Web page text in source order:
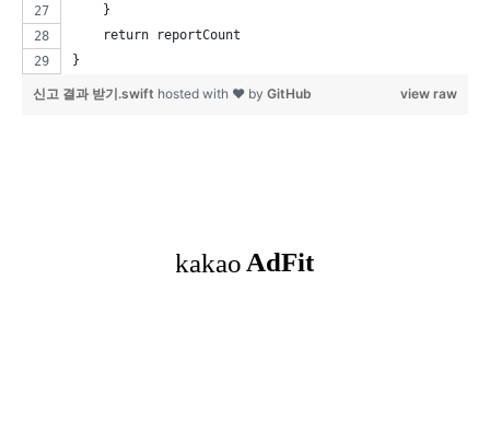
    }
    return reportCount
}
view raw
신고 결과 받기.swift hosted with ❤ by GitHub